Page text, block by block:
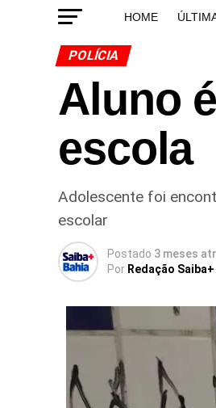
HOME
POLÍCIA
Aluno
escola
Adolescente foi
escolar
Postado 3 meses
Por Redação Saiba+